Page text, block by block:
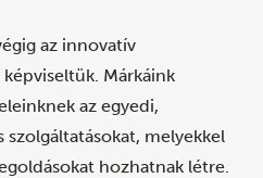
az innovatív
Márkáink
az egyedi,
melyekkel
hozhatnak létre.